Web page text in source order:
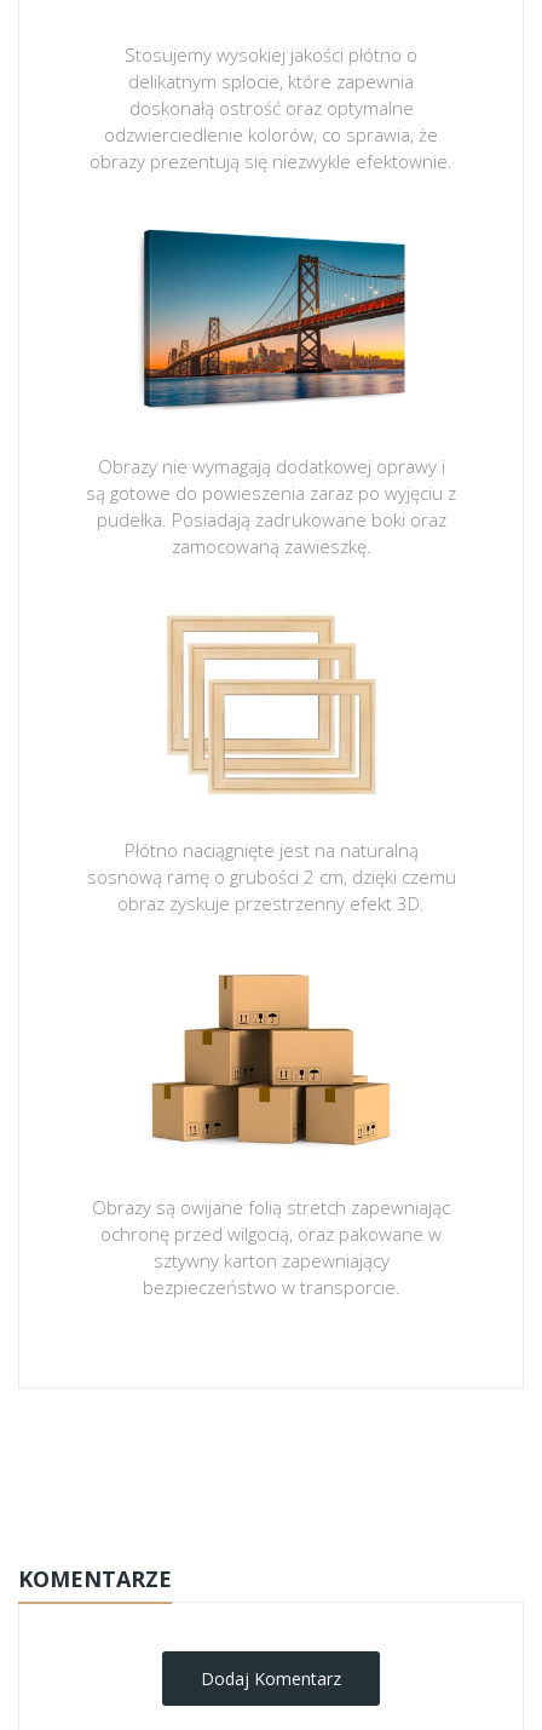
Stosujemy wysokiej jakości płótno o
delikatnym splocie, które zapewnia
doskonałą ostrość oraz optymalne
odzwierciedlenie kolorów, co sprawia, że
obrazy prezentują się niezwykle efektownie.
Obrazy nie wymagają dodatkowej oprawy i
są gotowe do powieszenia zaraz po wyjęciu z
pudełka. Posiadają zadrukowane boki oraz
zamocowaną zawieszkę.
Płótno naciągnięte jest na naturalną
sosnową ramę o grubości 2 cm, dzięki czemu
obraz zyskuje przestrzenny efekt 3D.
Obrazy są owijane folią stretch zapewniając
ochronę przed wilgocią, oraz pakowane w
sztywny karton zapewniający
bezpieczeństwo w transporcie.
KOMENTARZE
Dodaj Komentarz